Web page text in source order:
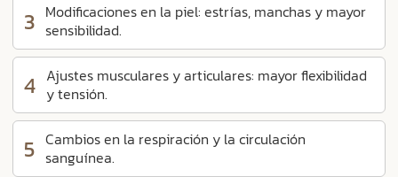
3 Modificaciones en la piel: estrías, manchas y mayor
sensibilidad.
4 Ajustes musculares y articulares: mayor flexibilidad
y tensión.
5 Cambios en la respiración y la circulación
sanguínea.